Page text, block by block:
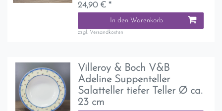
24,90 € *
In den Warenkorb
zzgl. Versandkosten
Villeroy & Boch V&B
Adeline Suppenteller
Salatteller tiefer Teller Ø ca.
23 cm